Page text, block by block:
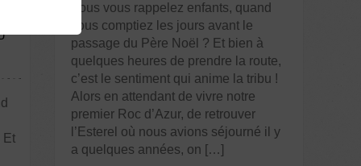
Vous vous rappelez enfants, quand
vous comptiez les jours avant le
passage du Père Noël ? Et bien à
quelques heures de prendre la route,
c’est le sentiment qui anime la tribu !
Alors en attendant de vivre notre
premier Roc d’Azur, de retrouver
l’Esterel où nous avions séjourné il y
a quelques années, on […]
Et